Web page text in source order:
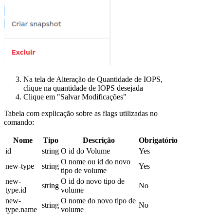
Na tela de Alteração de Quantidade de IOPS,
clique na quantidade de IOPS desejada
Clique em "Salvar Modificações"
Tabela com explicação sobre as flags utilizadas no
comando:
Nome Tipo Descrição
Obrigatório
id
string O id do Volume
Yes
new-type
string
O nome ou id do novo
tipo de volume
Yes
new-
type.id
string
O id do novo tipo de
volume
No
new-
type.name
string
O nome do novo tipo de
volume
No